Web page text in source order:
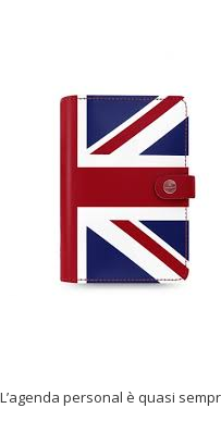
L’agenda personal è quasi